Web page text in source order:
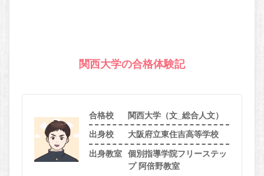
関西大学の合格体験記
合格校 関西大学（文_総合人文）
出身校 大阪府立東住吉高等学校
出身教室
個別指導学院フリーステッ
プ 阿倍野教室